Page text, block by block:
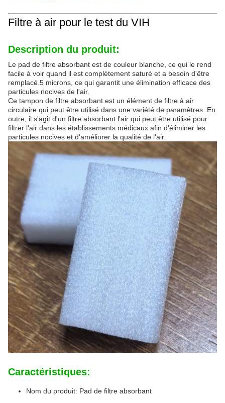
Filtre à air pour le test du VIH
Description du produit:
Le pad de filtre absorbant est de couleur blanche, ce qui le rend
facile à voir quand il est complètement saturé et a besoin d'être
remplacé.5 microns, ce qui garantit une élimination efficace des
particules nocives de l'air.
Ce tampon de filtre absorbant est un élément de filtre à air
circulaire qui peut être utilisé dans une variété de paramètres..En
outre, il s'agit d'un filtre absorbant l'air qui peut être utilisé pour
filtrer l'air dans les établissements médicaux afin d'éliminer les
particules nocives et d'améliorer la qualité de l'air.
Caractéristiques:
Nom du produit: Pad de filtre absorbant